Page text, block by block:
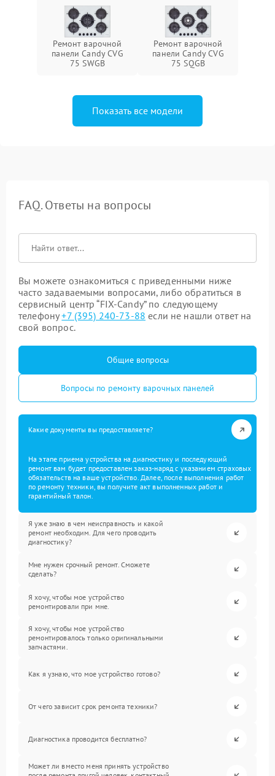
Ремонт варочной
панели Candy CVG
75 SWGB
Ремонт варочной
панели Candy CVG
75 SQGB
Показать все модели
FAQ. Ответы на вопросы
Вы можете ознакомиться с приведенными ниже
часто задаваемыми вопросами, либо обратиться в
сервисный центр “FIX-Candy” по следующему
телефону+7 (395) 240-73-88 если не нашли ответ на
свой вопрос.
Общие вопросы
Вопросы по ремонту варочных панелей
Какие документы вы предоставляете?
На этапе приема устройства на диагностику и последующий
ремонт вам будет предоставлен заказ-наряд с указанием страховых
обязательств на ваше устройство. Далее, после выполнения работ
по ремонту техники, вы получите акт выполненных работ и
гарантийный талон.
Я уже знаю в чем неисправность и какой
ремонт необходим. Для чего проводить
диагностику?
Мне нужен срочный ремонт. Сможете
сделать?
Я хочу, чтобы мое устройство
ремонтировали при мне.
Я хочу, чтобы мое устройство
ремонтировалось только оригинальными
запчастями.
Как я узнаю, что мое устройство готово?
От чего зависит срок ремонта техники?
Диагностика проводится бесплатно?
Может ли вместо меня принять устройство